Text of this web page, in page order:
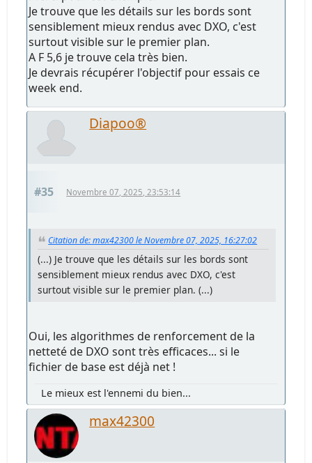
Je trouve que les détails sur les bords sont
sensiblement mieux rendus avec DXO, c'est
surtout visible sur le premier plan.
A F 5,6 je trouve cela très bien.
Je devrais récupérer l'objectif pour essais ce
week end.
Diapoo®
#35 Novembre 07, 2025, 23:53:14
Citation de: max42300 le Novembre 07, 2025, 16:27:02
(...) Je trouve que les détails sur les bords sont
sensiblement mieux rendus avec DXO, c'est
surtout visible sur le premier plan. (...)
Oui, les algorithmes de renforcement de la
netteté de DXO sont très efficaces... si le
fichier de base est déjà net !
Le mieux est l'ennemi du bien...
max42300